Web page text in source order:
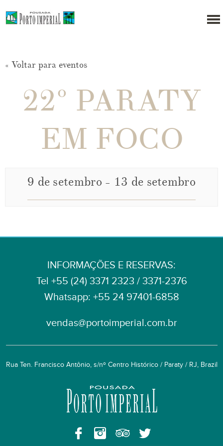
« Voltar para eventos
22º PARATY
EM FOCO
9 de setembro - 13 de setembro
INFORMAÇÕES E RESERVAS:
Tel +55 (24) 3371 2323 / 3371-2376
Whatsapp: ‎+55 24 97401-6858
vendas@portoimperial.com.br
Rua Ten. Francisco Antônio, s/nº Centro Histórico / Paraty / RJ, Brazil